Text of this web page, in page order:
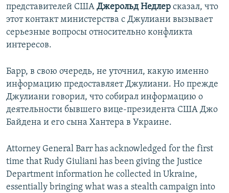
представителей США Джерольд Недлер сказал, что
этот контакт министерства с Джулиани вызывает
серьезные вопросы относительно конфликта
интересов.
Барр, в свою очередь, не уточнил, какую именно
информацию предоставляет Джулиани. Но прежде
Джулиани говорил, что собирал информацию о
деятельности бывшего вице-президента США Джо
Байдена и его сына Хантера в Украине.
Attorney General Barr has acknowledged for the first
time that Rudy Giuliani has been giving the Justice
Department information he collected in Ukraine,
essentially bringing what was a stealth campaign into